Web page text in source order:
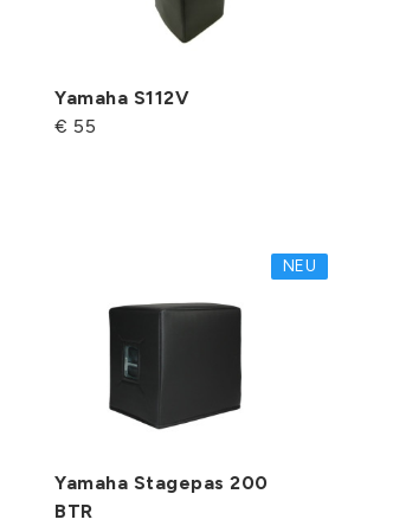
Yamaha S112V
€ 55
NEU
Yamaha Stagepas 200
BTR